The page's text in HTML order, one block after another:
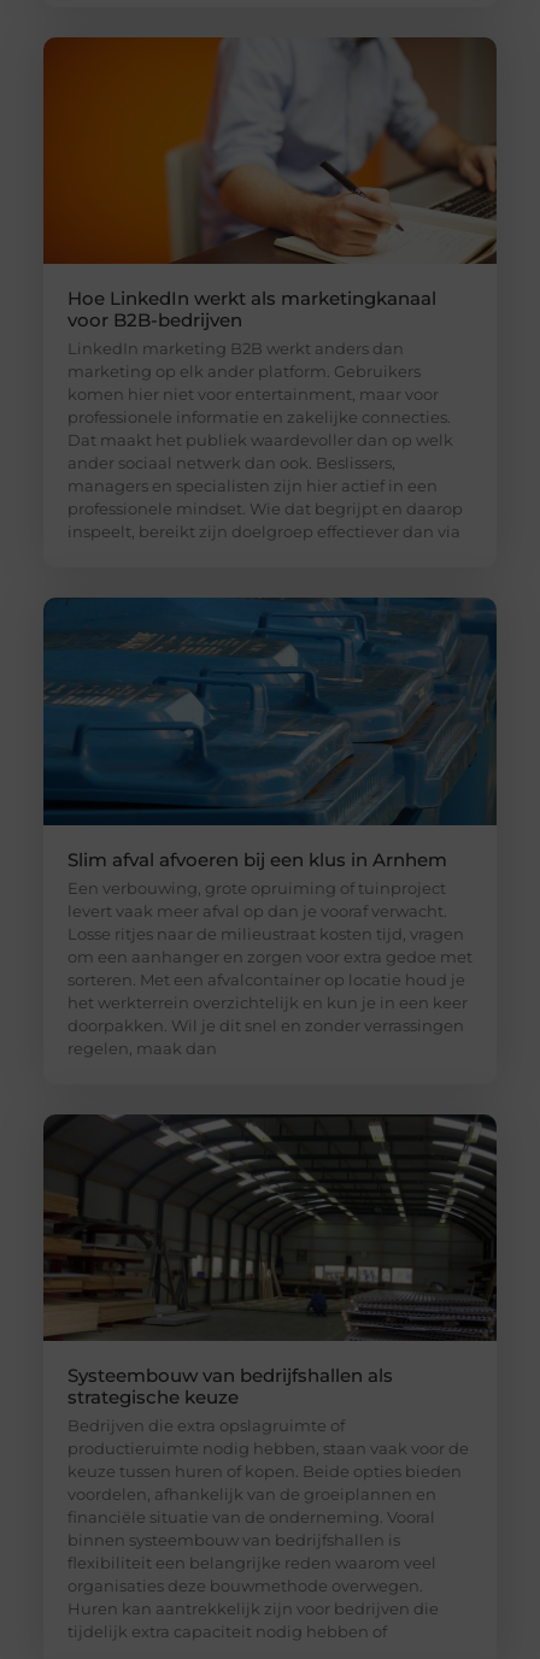
Hoe LinkedIn werkt als marketingkanaal
voor B2B-bedrijven
LinkedIn marketing B2B werkt anders dan
marketing op elk ander platform. Gebruikers
komen hier niet voor entertainment, maar voor
professionele informatie en zakelijke connecties.
Dat maakt het publiek waardevoller dan op welk
ander sociaal netwerk dan ook. Beslissers,
managers en specialisten zijn hier actief in een
professionele mindset. Wie dat begrijpt en daarop
inspeelt, bereikt zijn doelgroep effectiever dan via
Slim afval afvoeren bij een klus in Arnhem
Een verbouwing, grote opruiming of tuinproject
levert vaak meer afval op dan je vooraf verwacht.
Losse ritjes naar de milieustraat kosten tijd, vragen
om een aanhanger en zorgen voor extra gedoe met
sorteren. Met een afvalcontainer op locatie houd je
het werkterrein overzichtelijk en kun je in een keer
doorpakken. Wil je dit snel en zonder verrassingen
regelen, maak dan
Systeembouw van bedrijfshallen als
strategische keuze
Bedrijven die extra opslagruimte of
productieruimte nodig hebben, staan vaak voor de
keuze tussen huren of kopen. Beide opties bieden
voordelen, afhankelijk van de groeiplannen en
financiële situatie van de onderneming. Vooral
binnen systeembouw van bedrijfshallen is
flexibiliteit een belangrijke reden waarom veel
organisaties deze bouwmethode overwegen.
Huren kan aantrekkelijk zijn voor bedrijven die
tijdelijk extra capaciteit nodig hebben of